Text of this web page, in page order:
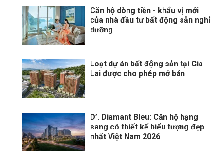
Căn hộ dòng tiền - khẩu vị mới
của nhà đầu tư bất động sản nghỉ
dưỡng
Loạt dự án bất động sản tại Gia
Lai được cho phép mở bán
D’. Diamant Bleu: Căn hộ hạng
sang có thiết kế biểu tượng đẹp
nhất Việt Nam 2026